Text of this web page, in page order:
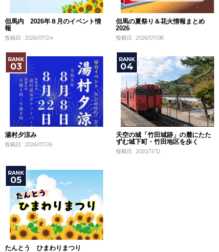
但馬内 2026年８月のイベント情
報
投稿日 : 2026/07/24
但馬の夏祭り＆花火情報まとめ
2026
投稿日 : 2026/07/08
湯村夕涼み
投稿日 : 2026/07/26
天空の城「竹田城跡」の麓にたた
ずむ城下町・竹田地区を歩く
投稿日 : 2020/11/12
たんとう ひまわりまつり